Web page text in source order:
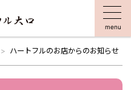
menu
ハートフルのお店からのお知らせ